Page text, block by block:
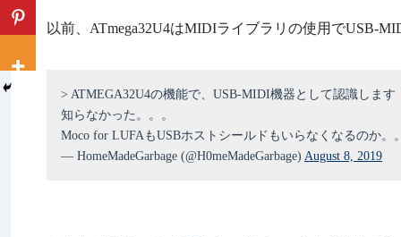
以前、ATmega32U4はMIDIライブラリの使用でUSB-
> ATMEGA32U4の機能で、USB-MIDI機器として認識します
知らなかった。。。
Moco for LUFAもUSBホストシールドもいらなくなるのか。
— HomeMadeGarbage (@H0meMadeGarbage) August 8, 2019